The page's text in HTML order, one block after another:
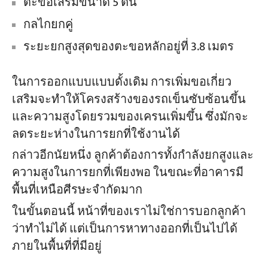
กลไกยกคู่
ระยะยกสูงสุดของตะขอหลักอยู่ที่ 3.8 เมตร
ในการออกแบบแบบดั้งเดิม การเพิ่มขอเกี่ยว
เสริมจะทำให้โครงสร้างของรถเข็นซับซ้อนขึ้น
และความสูงโดยรวมของเครนเพิ่มขึ้น ซึ่งมักจะ
ลดระยะห่างในการยกที่ใช้งานได้
กล่าวอีกนัยหนึ่ง ลูกค้าต้องการทั้งกำลังยกสูงและ
ความสูงในการยกที่เพียงพอ ในขณะที่อาคารมี
พื้นที่เหนือศีรษะจำกัดมาก
ในขั้นตอนนี้ หน้าที่ของเราไม่ใช่การบอกลูกค้า
ว่าทำไม่ได้ แต่เป็นการหาทางออกที่เป็นไปได้
ภายในพื้นที่ที่มีอยู่